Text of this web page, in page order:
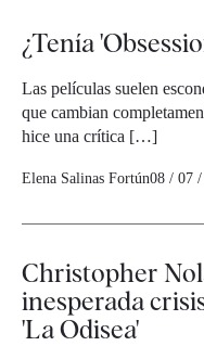
¿Tenía
Las películas suelen
que cambian
hice una crítica […]
Elena Salinas Fortún08 / 07
Christopher
inesperada
'La Odisea'